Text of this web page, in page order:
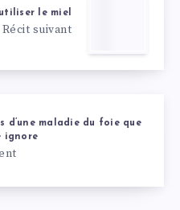
le miel
Récit suivant
d’une maladie du foie que
ignore